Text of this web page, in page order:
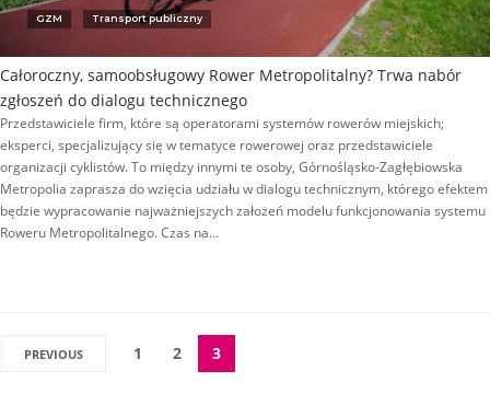
GZM Transport publiczny
Całoroczny, samoobsługowy Rower Metropolitalny? Trwa nabór
zgłoszeń do dialogu technicznego
Przedstawiciele firm, które są operatorami systemów rowerów miejskich;
eksperci, specjalizujący się w tematyce rowerowej oraz przedstawiciele
organizacji cyklistów. To między innymi te osoby, Górnośląsko-Zagłębiowska
Metropolia zaprasza do wzięcia udziału w dialogu technicznym, którego efektem
będzie wypracowanie najważniejszych założeń modelu funkcjonowania systemu
Roweru Metropolitalnego. Czas na...
PREVIOUS 1 2 3